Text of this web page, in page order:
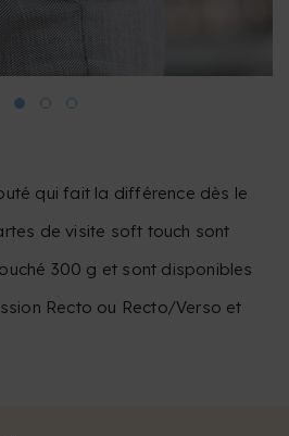
qui fait la différence dès le
de visite soft touch sont
300 g et sont disponibles
Recto ou Recto/Verso et